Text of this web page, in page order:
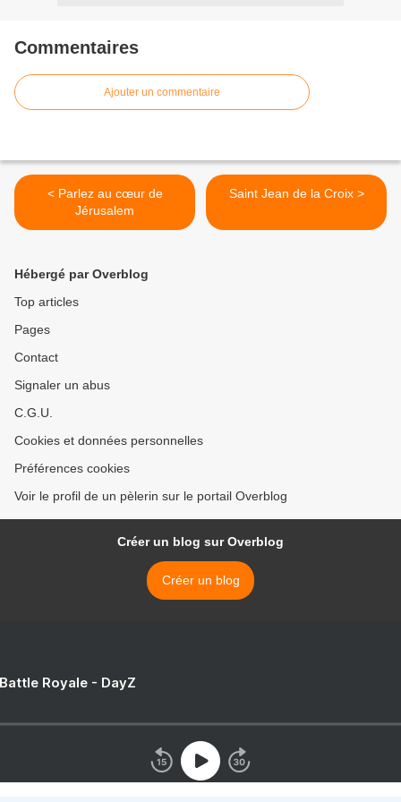
Commentaires
Ajouter un commentaire
< Parlez au cœur de
Jérusalem
Saint Jean de la Croix >
Hébergé par Overblog
Top articles
Pages
Contact
Signaler un abus
C.G.U.
Cookies et données personnelles
Préférences cookies
Voir le profil de un pèlerin sur le portail Overblog
Créer un blog sur Overblog
Créer un blog
Royale - DayZ